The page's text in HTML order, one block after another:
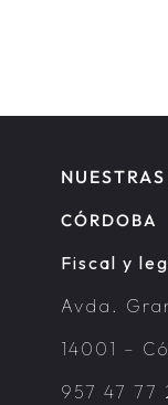
CÓRDOBA
Fiscal y
Avda.
14001 –
957 47 77